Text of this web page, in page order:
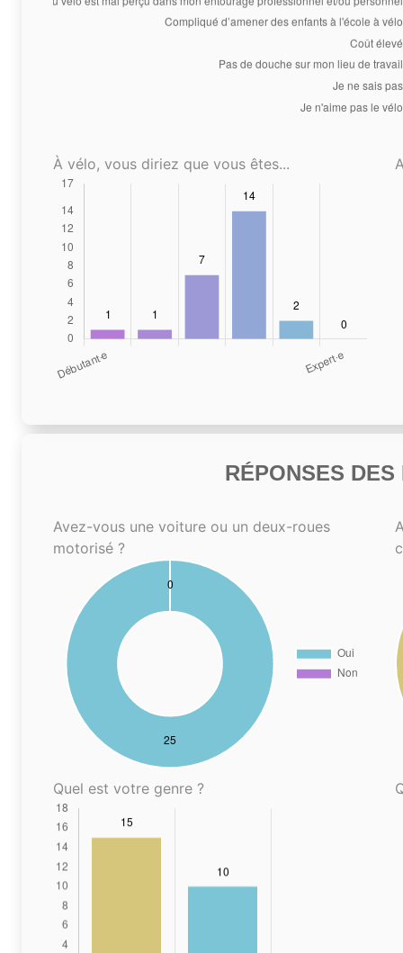
À vélo, vous diriez que vous êtes...
RÉPONSES
Avez-vous une voiture ou un deux-roues
motorisé ?
Quel est votre genre ?